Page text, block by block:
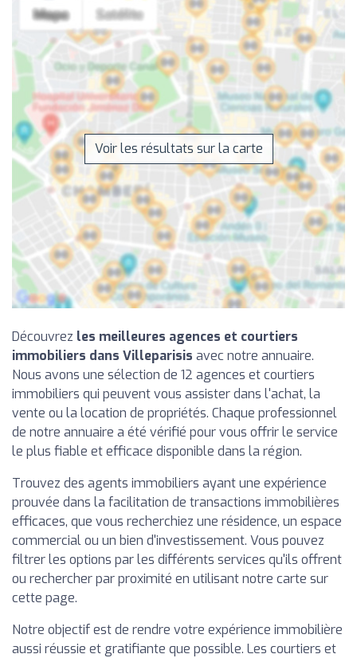
Voir les résultats sur la carte
Découvrez les meilleures agences et courtiers
immobiliers dans Villeparisis avec notre annuaire.
Nous avons une sélection de 12 agences et courtiers
immobiliers qui peuvent vous assister dans l'achat, la
vente ou la location de propriétés. Chaque professionnel
de notre annuaire a été vérifié pour vous offrir le service
le plus fiable et efficace disponible dans la région.
Trouvez des agents immobiliers ayant une expérience
prouvée dans la facilitation de transactions immobilières
efficaces, que vous recherchiez une résidence, un espace
commercial ou un bien d'investissement. Vous pouvez
filtrer les options par les différents services qu'ils offrent
ou rechercher par proximité en utilisant notre carte sur
cette page.
Notre objectif est de rendre votre expérience immobilière
aussi réussie et gratifiante que possible. Les courtiers et